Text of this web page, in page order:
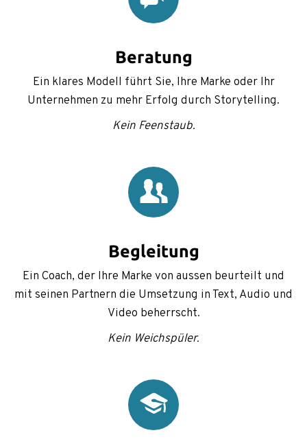
Beratung
Ein klares Modell führt Sie, Ihre Marke oder Ihr
Unternehmen zu mehr Erfolg durch Storytelling.
Kein Feenstaub.
Begleitung
Ein Coach, der Ihre Marke von aussen beurteilt und
mit seinen Partnern die Umsetzung in Text, Audio und
Video beherrscht.
Kein Weichspüler.